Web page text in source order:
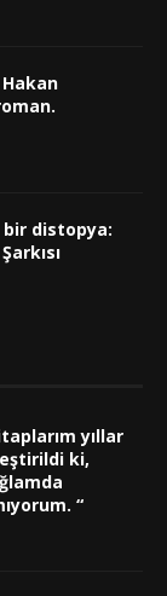
Hakan
bir distopya:
yıllar
ki,
“